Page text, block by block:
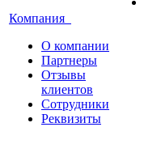
Компания
О компании
Партнеры
Отзывы
клиентов
Сотрудники
Реквизиты